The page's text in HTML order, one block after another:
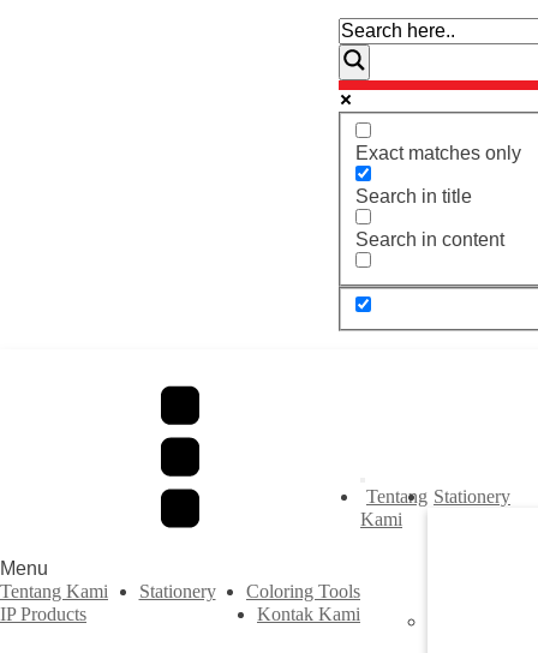
Exact matches only
Search in title
Search in content
Menu
Tentang Kami
Stationery
Coloring Tools
IP Products
Kontak Kami
Tentang
Kami
Stationery